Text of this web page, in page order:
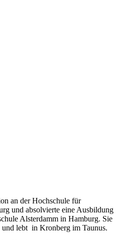
an der Hochschule für
und absolvierte eine Ausbildung
Alsterdamm in Hamburg. Sie
lebt in Kronberg im Taunus.